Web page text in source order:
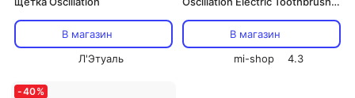
В магазин
Л'Этуаль
В магазин
mi-shop
4.3
-40%